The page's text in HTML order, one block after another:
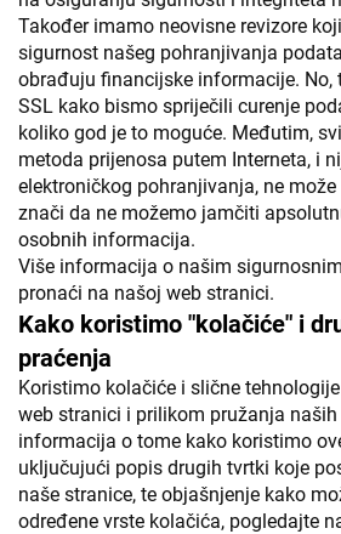
Također imamo neovisne revizore
sigurnost našeg pohranjivanja
obrađuju financijske informacije. No,
SSL kako bismo spriječili curenje
koliko god je to moguće. Međutim,
metoda prijenosa putem Interneta, i
elektroničkog pohranjivanja, ne
znači da ne možemo jamčiti
osobnih informacija.
Više informacija o našim
pronaći na našoj web stranici.
Kako koristimo "kolačiće" i
praćenja
Koristimo kolačiće i slične
web stranici i prilikom pružanja
informacija o tome kako koristimo
uključujući popis drugih tvrtki koje
naše stranice, te objašnjenje kako
određene vrste kolačića, pogledajte